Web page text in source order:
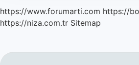
https://www.forumarti.com https://
https://niza.com.tr Sitemap